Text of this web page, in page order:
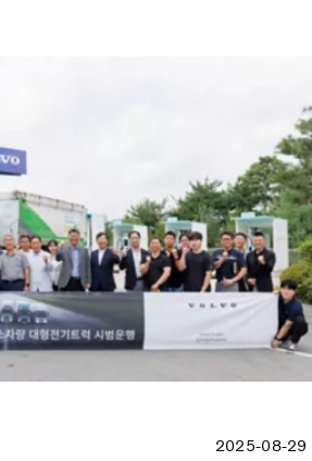
2025-08-29